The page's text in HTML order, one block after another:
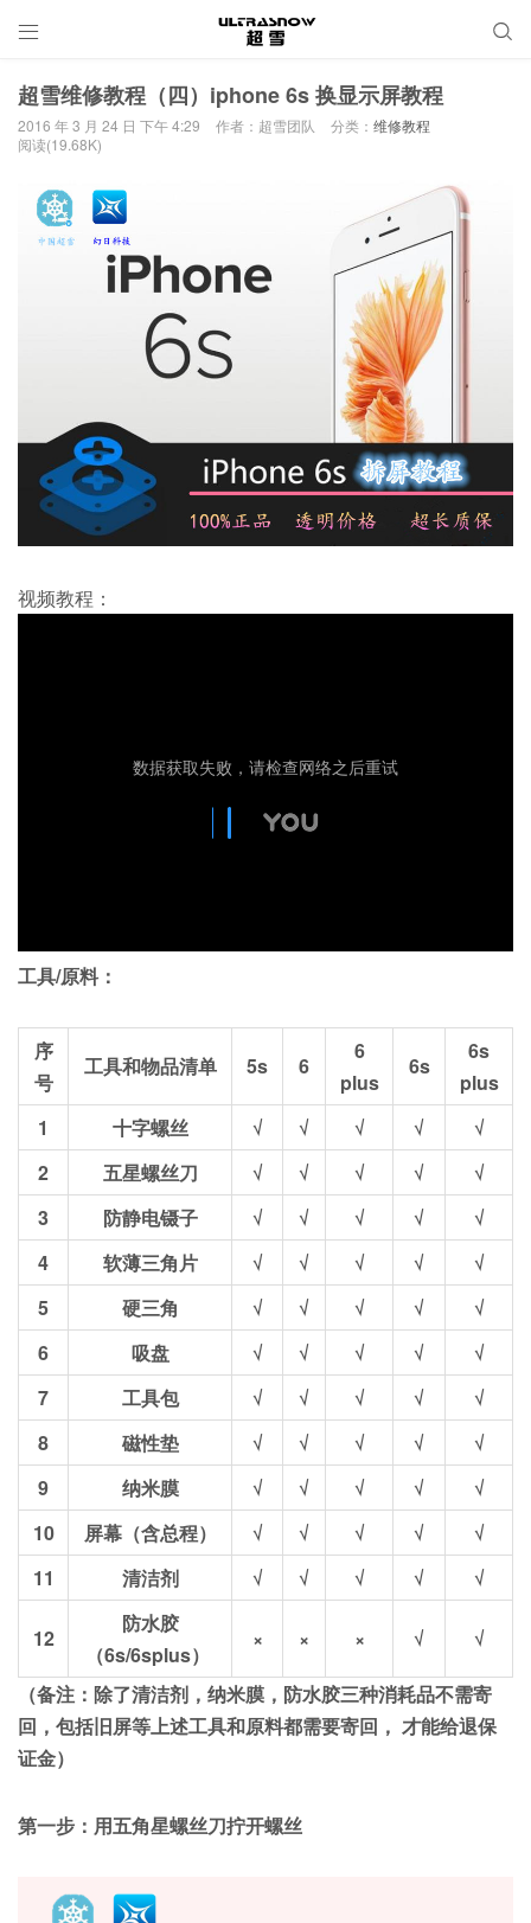
 
超雪维修教程（四）iphone 6s 换显示屏教程
2016 年 3 月 24 日 下午 4:29 作者：超雪团队 分类： 维修教程
阅读(19.68K)
视频教程：
工具/原料：
序
号
工具和物品清单 5s 6
6
plus
6s
6s
plus
1
十字螺丝 √ √ √ √
√
2
五星螺丝刀 √ √ √ √
√
3
防静电镊子 √ √ √ √
√
4
软薄三角片 √ √ √ √
√
5
硬三角 √ √ √ √
√
6
吸盘 √ √ √ √
√
7
工具包 √ √ √ √
√
8
磁性垫 √ √ √ √
√
9
纳米膜 √ √ √ √
√
10
屏幕（含总程） √ √ √ √
√
11
清洁剂 √ √ √ √ √
12
防水胶
（6s/6splus）
× × × √ √
（备注：除了清洁剂，纳米膜，防水胶三种消耗品不需寄
回，包括旧屏等上述工具和原料都需要寄回， 才能给退保
证金）
第一步： 用五角星螺丝刀拧开螺丝